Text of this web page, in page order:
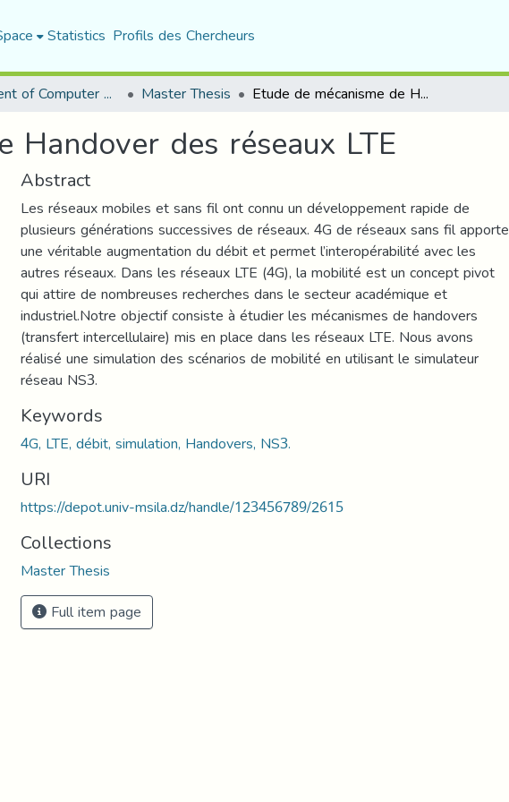
Statistics Profils des Chercheurs
Department of Computer Science Master Thesis Etude de mécanisme de Handover des réseaux LTE
Handover des réseaux LTE
Abstract
Les réseaux mobiles et sans fil ont connu un développement rapide de
plusieurs générations successives de réseaux. 4G de réseaux sans fil apporte
une véritable augmentation du débit et permet l’interopérabilité avec les
autres réseaux. Dans les réseaux LTE (4G), la mobilité est un concept pivot
qui attire de nombreuses recherches dans le secteur académique et
industriel.Notre objectif consiste à étudier les mécanismes de handovers
(transfert intercellulaire) mis en place dans les réseaux LTE. Nous avons
réalisé une simulation des scénarios de mobilité en utilisant le simulateur
réseau NS3.
Keywords
4G, LTE, débit, simulation, Handovers, NS3.
URI
https://depot.univ-msila.dz/handle/123456789/2615
Collections
Master Thesis
Full item page